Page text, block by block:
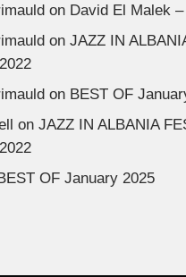
on David El Malek
onJAZZ IN
on BEST OF
onJAZZ IN ALBANIA
OF January 2025